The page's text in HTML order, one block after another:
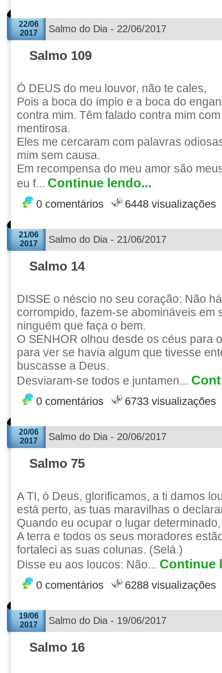
22/06
2017
Salmo do Dia - 22/06/2017
Salmo 109
Ó DEUS do meu louvor, não te cales,
Pois a boca do ímpio e a boca do
contra mim. Têm falado contra mim
mentirosa.
Eles me cercaram com palavras
mim sem causa.
Em recompensa do meu amor são
eu f... Continue lendo...
0 comentários 6448 visualizações
21/06
2017
Salmo do Dia - 21/06/2017
Salmo 14
DISSE o néscio no seu coração: Não
corrompido, fazem-se abomináveis em
ninguém que faça o bem.
O SENHOR olhou desde os céus para
para ver se havia algum que tivesse
buscasse a Deus.
Desviaram-se todos e juntamen...
0 comentários 6733 visualizações
20/06
2017
Salmo do Dia - 20/06/2017
Salmo 75
A TI, ó Deus, glorificamos, a ti damos
está perto, as tuas maravilhas o
Quando eu ocupar o lugar
A terra e todos os seus moradores
fortaleci as suas colunas. (Selá.)
Disse eu aos loucos: Não... Continue
0 comentários 6288 visualizações
19/06
2017
Salmo do Dia - 19/06/2017
Salmo 16